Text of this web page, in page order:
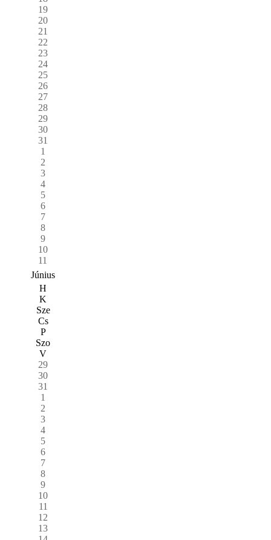
19
20
21
22
23
24
25
26
27
28
29
30
31
1
2
3
4
5
6
7
8
9
10
11
Június
H
K
Sze
Cs
P
Szo
V
29
30
31
1
2
3
4
5
6
7
8
9
10
11
12
13